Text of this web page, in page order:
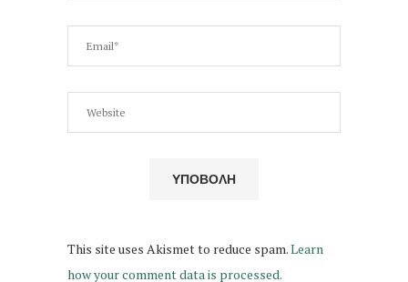
This site uses Akismet to reduce spam.Learn
how your comment data is processed.